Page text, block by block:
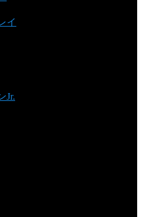
イ
Jr.